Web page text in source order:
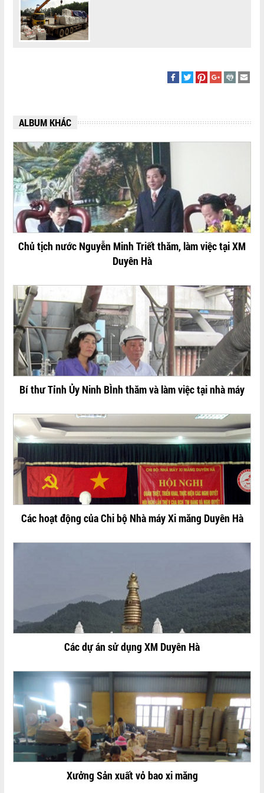
ALBUM KHÁC
Chủ tịch nước Nguyễn Minh Triết thăm, làm việc tại XM
Duyên Hà
Bí thư Tỉnh Ủy Ninh BÌnh thăm và làm việc tại nhà máy
Các hoạt động của Chi bộ Nhà máy Xi măng Duyên Hà
Các dự án sử dụng XM Duyên Hà
Xưởng Sản xuất vỏ bao xi măng